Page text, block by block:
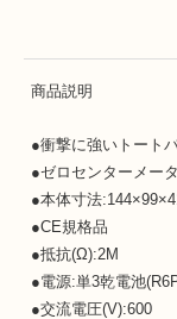
商品説明
●衝撃に強いトート
●ゼロセンターメー
●本体寸法
●CE規格品
●抵抗(Ω):2M
●電源:単3乾電池
●交流電圧(V):600